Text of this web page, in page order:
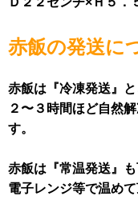
赤飯の発送に
赤飯は『冷凍発送』
２〜３時間ほど自然
す。
赤飯は『常温発送』も
電子レンジ等で温め